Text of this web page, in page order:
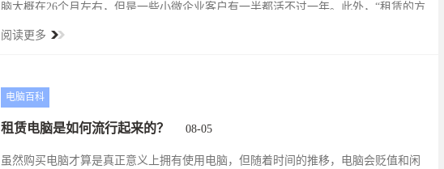
脑大概在26个月左右，但是一些小微企业客户有一半都活不过一年。此外，“租赁的方
心业务”，作为一名连续创业者，租电脑更是第一选择的模式，要想超越同行，势必要
阅读更多
电脑百科
租赁电脑是如何流行起来的？ 08-05
虽然购买电脑才算是真正意义上拥有使用电脑，但随着时间的推移，电脑会贬值和闲